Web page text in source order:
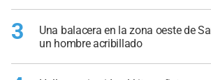
3
Una balacera en la zona oeste de
un hombre acribillado